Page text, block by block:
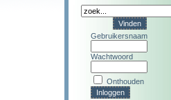
Gebruikersnaam
Wachtwoord
Onthouden